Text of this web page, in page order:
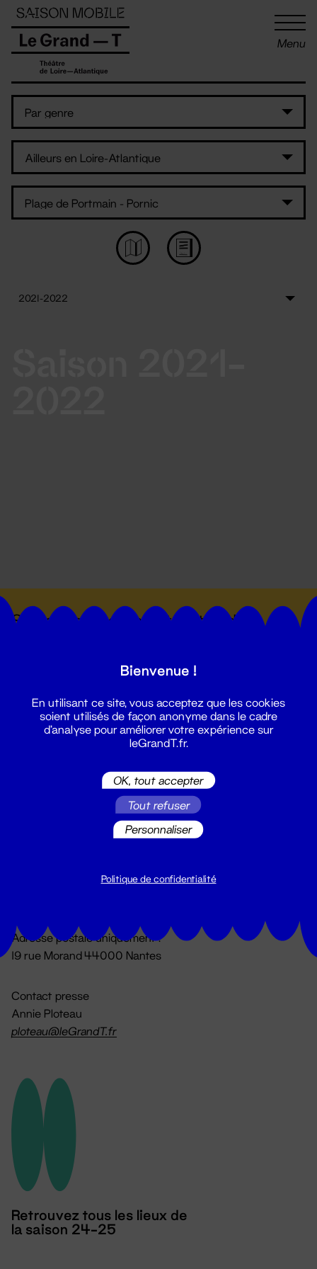
Menu
Suivez toutes les actualités du
Du lundi au vendredi 14h → 18h
Adresse postale uniquement :
19 rue Morand 44000 Nantes
Contact presse
Annie Ploteau
ploteau@leGrandT.fr
Retrouvez tous les lieux de
la saison 24-25
Panneau de gestion des cookies
Bienvenue !
En utilisant ce site, vous acceptez que les cookies
soient utilisés de façon anonyme dans le cadre
d'analyse pour améliorer votre expérience sur
leGrandT.fr.
OK, tout accepter
Tout refuser
Personnaliser
Politique de confidentialité